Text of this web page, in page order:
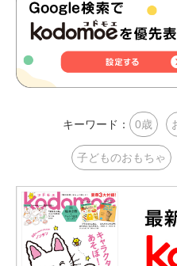
キーワード： 0歳
子どものおもちゃ